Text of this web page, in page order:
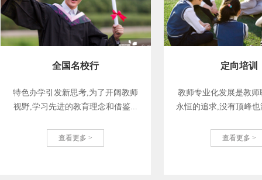
全国名校行
特色办学引发新思考,为了开阔教师
视野,学习先进的教育理念和借鉴...
查看更多 >
定向培训
教师专业化发展是教师
永恒的追求,没有顶峰
查看更多 >